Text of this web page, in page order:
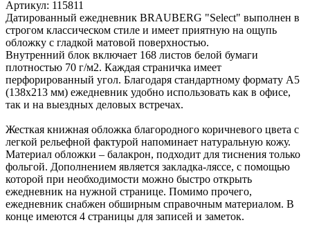
Артикул: 115811
Датированный ежедневник BRAUBERG "Select" выполнен в
строгом классическом стиле и имеет приятную на ощупь
обложку с гладкой матовой поверхностью.
Внутренний блок включает 168 листов белой бумаги
плотностью 70 г/м2. Каждая страничка имеет
перфорированный угол. Благодаря стандартному формату А5
(138х213 мм) ежедневник удобно использовать как в офисе,
так и на выездных деловых встречах.
Жесткая книжная обложка благородного коричневого цвета с
легкой рельефной фактурой напоминает натуральную кожу.
Материал обложки – балакрон, подходит для тиснения только
фольгой. Дополнением является закладка-ляссе, с помощью
которой при необходимости можно быстро открыть
ежедневник на нужной странице. Помимо прочего,
ежедневник снабжен обширным справочным материалом. В
конце имеются 4 страницы для записей и заметок.